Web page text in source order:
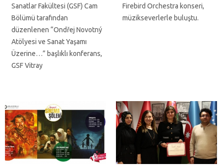
Sanatlar Fakültesi (GSF) Cam
Bölümü tarafından
düzenlenen “Ondřej Novotný
Atölyesi ve Sanat Yaşamı
Üzerine…” başlıklı konferans,
GSF Vitray
Firebird Orchestra konseri,
müzikseverlerle buluştu.